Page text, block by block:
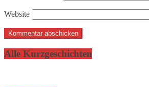
Website
Alle Kurzgeschichten